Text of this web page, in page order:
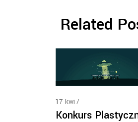
Related
17 kwi
Konkurs